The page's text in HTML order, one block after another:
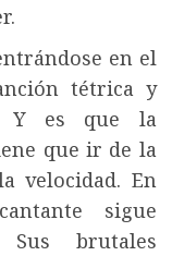
en el
tétrica y
Y es que la
que ir de la
velocidad. En
sigue
Sus brutales